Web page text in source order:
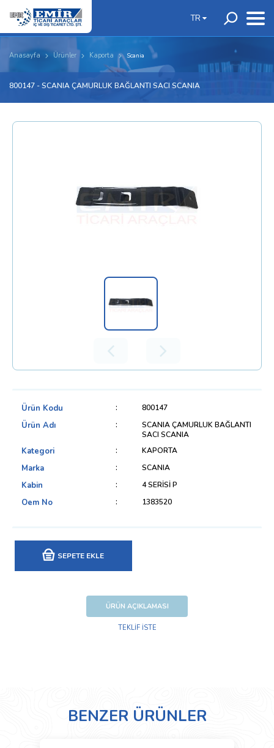
TR
Anasayfa Ürünler Kaporta Scania
800147 - SCANIA ÇAMURLUK BAĞLANTI SACI SCANIA
Ürün Kodu 800147
Ürün Adı
SCANIA ÇAMURLUK BAĞLANTI
SACI SCANIA
Kategori KAPORTA
Marka SCANIA
Kabin 4 SERİSİ P
Oem No 1383520
SEPETE EKLE
ÜRÜN AÇIKLAMASI
TEKLİF İSTE
BENZER ÜRÜNLER